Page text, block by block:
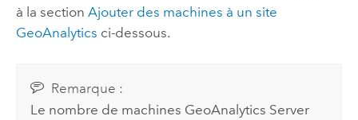
à la section Ajouter des machines à un site
GeoAnalytics ci-dessous.
Remarque :
Le nombre de machines GeoAnalytics Server